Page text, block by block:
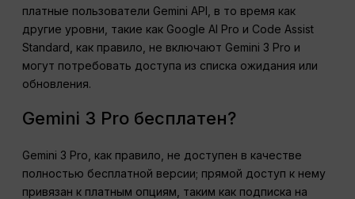
платные пользователи Gemini API, в то время как
другие уровни, такие как Google AI Pro и Code Assist
Standard, как правило, не включают Gemini 3 Pro и
могут потребовать доступа из списка ожидания или
обновления.
Gemini 3 Pro бесплатен?
Gemini 3 Pro, как правило, не доступен в качестве
полностью бесплатной версии; прямой доступ к нему
привязан к платным опциям, таким как подписка на